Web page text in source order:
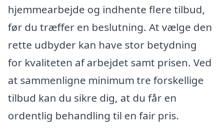
hjemmearbejde og indhente flere tilbud,
før du træffer en beslutning. At vælge den
rette udbyder kan have stor betydning
for kvaliteten af arbejdet samt prisen. Ved
at sammenligne minimum tre forskellige
tilbud kan du sikre dig, at du får en
ordentlig behandling til en fair pris.